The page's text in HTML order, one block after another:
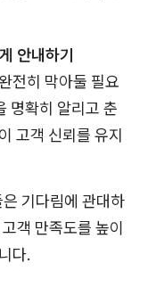
안내하기
전히 막아둘 필요
명확히 알리고 춘
고객 신뢰를 유지
기다림에 관대하
객 만족도를 높이
다.